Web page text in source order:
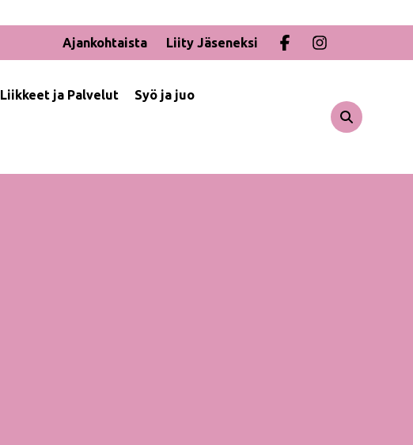
Ajankohtaista
Liity Jäseneksi
Liikkeet ja Palvelut Syö ja juo